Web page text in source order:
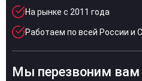
На рынке с 2011 года
Работаем по всей России и
Мы перезвоним вам